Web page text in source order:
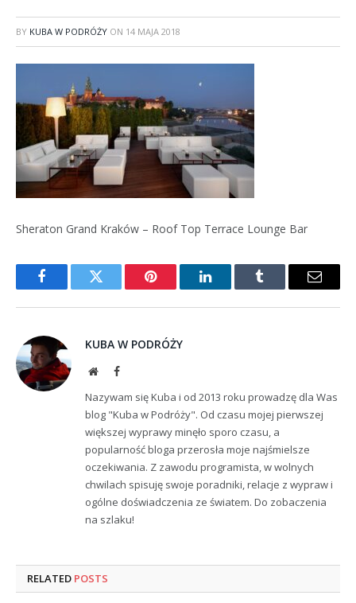
BY KUBA W PODRÓŻY ON 14 MAJA 2018
Sheraton Grand Kraków – Roof Top Terrace Lounge Bar
FacebookTwitter Pinterest LinkedInTumblr Email
KUBA W PODRÓŻY
WebsiteFacebook
Nazywam się Kuba i od 2013 roku prowadzę dla Was
blog "Kuba w Podróży". Od czasu mojej pierwszej
większej wyprawy minęło sporo czasu, a
popularność bloga przerosła moje najśmielsze
oczekiwania. Z zawodu programista, w wolnych
chwilach spisuję swoje poradniki, relacje z wypraw i
ogólne doświadczenia ze światem. Do zobaczenia
na szlaku!
RELATED POSTS